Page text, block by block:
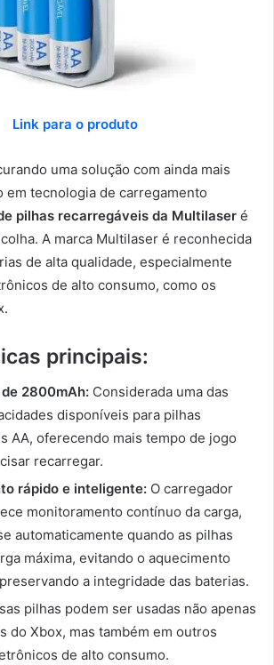
Link para o produto
uma solução com ainda mais
em tecnologia de carregamento
pilhas recarregáveis da Multilaser é
A marca Multilaser é reconhecida
de alta qualidade, especialmente
de alto consumo, como os
principais:
2800mAh: Considerada uma das
disponíveis para pilhas
AA, oferecendo mais tempo de jogo
recarregar.
rápido e inteligente: O carregador
monitoramento contínuo da carga,
automaticamente quando as pilhas
máxima, evitando o aquecimento
a integridade das baterias.
pilhas podem ser usadas não apenas
do Xbox, mas também em outros
de alto consumo.